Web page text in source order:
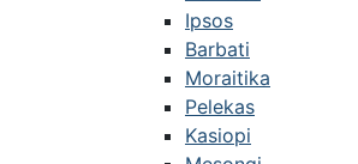
Ipsos
Barbati
Moraitika
Pelekas
Kasiopi